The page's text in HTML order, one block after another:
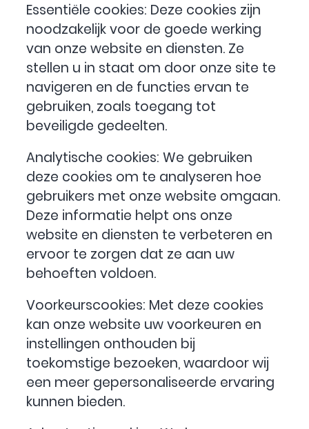
Essentiële cookies: Deze cookies zijn
noodzakelijk voor de goede werking
van onze website en diensten. Ze
stellen u in staat om door onze site te
navigeren en de functies ervan te
gebruiken, zoals toegang tot
beveiligde gedeelten.
Analytische cookies: We gebruiken
deze cookies om te analyseren hoe
gebruikers met onze website omgaan.
Deze informatie helpt ons onze
website en diensten te verbeteren en
ervoor te zorgen dat ze aan uw
behoeften voldoen.
Voorkeurscookies: Met deze cookies
kan onze website uw voorkeuren en
instellingen onthouden bij
toekomstige bezoeken, waardoor wij
een meer gepersonaliseerde ervaring
kunnen bieden.